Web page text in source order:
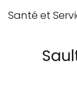
Santé et